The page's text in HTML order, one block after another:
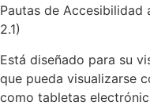
Pautas de Accesibilidad
2.1)
Está diseñado para su
que pueda visualizarse
como tabletas